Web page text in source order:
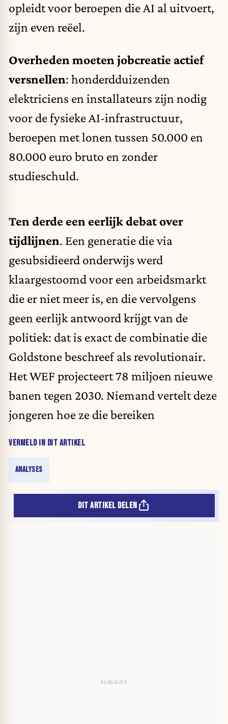
opleidt voor beroepen die AI al uitvoert,
zijn even reëel.
Overheden moeten jobcreatie actief
versnellen: honderdduizenden
elektriciens en installateurs zijn nodig
voor de fysieke AI-infrastructuur,
beroepen met lonen tussen 50.000 en
80.000 euro bruto en zonder
studieschuld.
Ten derde een eerlijk debat over
tijdlijnen. Een generatie die via
gesubsidieerd onderwijs werd
klaargestoomd voor een arbeidsmarkt
die er niet meer is, en die vervolgens
geen eerlijk antwoord krijgt van de
politiek: dat is exact de combinatie die
Goldstone beschreef als revolutionair.
Het WEF projecteert 78 miljoen nieuwe
banen tegen 2030. Niemand vertelt deze
jongeren hoe ze die bereiken
VERMELD IN DIT ARTIKEL
ANALYSES
DIT ARTIKEL DELEN